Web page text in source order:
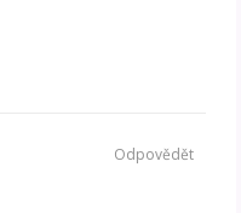
Odpovědět